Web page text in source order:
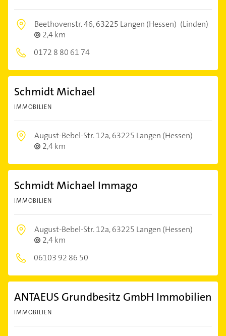
Beethovenstr. 46,63225 Langen (Hessen) (Linden)
2,4 km
0172 8 80 61 74
Schmidt Michael
IMMOBILIEN
August-Bebel-Str. 12a,63225 Langen (Hessen)
2,4 km
Schmidt Michael Immago
IMMOBILIEN
August-Bebel-Str. 12a,63225 Langen (Hessen)
2,4 km
06103 92 86 50
ANTAEUS Grundbesitz GmbH Immobilien
IMMOBILIEN